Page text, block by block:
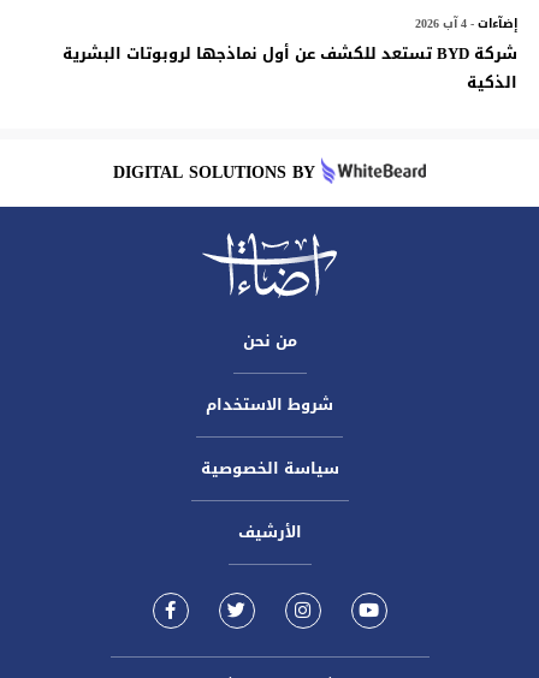
إضآءات- 4 آب 2026
شركة BYD تستعد للكشف عن أول نماذجها لروبوتات البشرية
الذكية
DIGITAL SOLUTIONS BY
من نحن
شروط الاستخدام
سياسة الخصوصية
الأرشيف